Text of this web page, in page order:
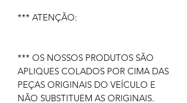
*** ATENÇÃO:
*** OS NOSSOS PRODUTOS SÃO
APLIQUES COLADOS POR CIMA DAS
PEÇAS ORIGINAIS DO VEÍCULO E
NÃO SUBSTITUEM AS ORIGINAIS.